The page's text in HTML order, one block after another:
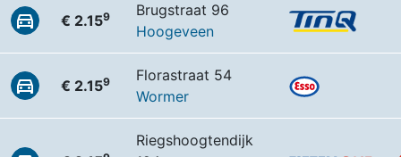
€ 2.159
Brugstraat 96
Hoogeveen
€ 2.159
Florastraat 54
Wormer
Riegshoogtendijk